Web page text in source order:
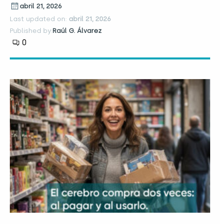
abril 21, 2026
Last updated on: abril 21, 2026
Published by:Raúl G. Álvarez
0